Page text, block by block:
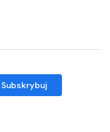
Subskrybuj